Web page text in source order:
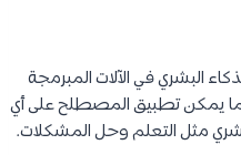
البشري في الآلات المبرمجة
كما يمكن تطبيق المصطلح على أي
مثل التعلم وحل المشكلات.